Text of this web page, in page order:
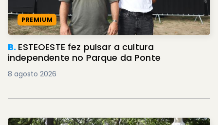
PREMIUM
B. ESTEOESTE fez pulsar a cultura
independente no Parque da Ponte
8 agosto 2026